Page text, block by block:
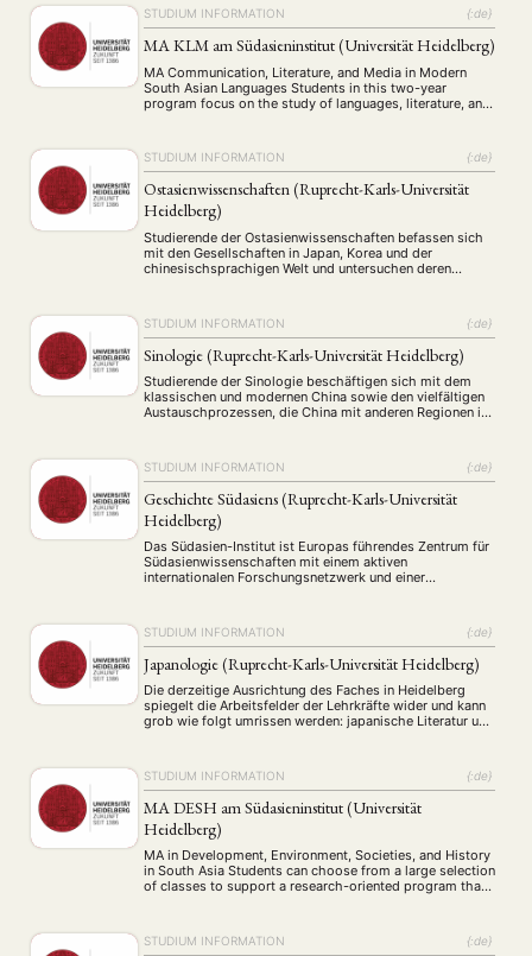
ARBEITSKREISE VERANSTALTUNGEN EXPERTISE
ANTRAG AUF EINEN SMALL GRANT DER DGA DIE DGA
oder Inhalt. Eine Kombination mit Fächern wie
Wirtschafts-, Politik- oder Sozialwissenschaften
ermöglicht eine gezielte interdisziplinäre Ausrichtung.
Kontakt Universität Heidelberg webteam@zo.uni-
heidelberg.de …
STUDIUM INFORMATION {:de}
MA KLM am Südasieninstitut (Universität Heidelberg)
MA Communication, Literature, and Media in Modern
South Asian Languages Students in this two-year
program focus on the study of languages, literature, and
beginning of the program, students choose one of two
available study options. The first option …
STUDIUM INFORMATION {:de}
Ostasienwissenschaften (Ruprecht-Karls-Universität
Heidelberg)
Studierende der Ostasienwissenschaften befassen sich
mit den Gesellschaften in Japan, Korea und der
chinesischsprachigen Welt und untersuchen deren
Der Studiengang wird vom Zentrum für
Ostasienwissenschaften angeboten, das Teil des Centre
for Asian and Transcultural Studies (CATS), dem Asien-
Campus der Universität Heidelberg, ist. Asien und seine
Verbindungen …
STUDIUM INFORMATION {:de}
Sinologie (Ruprecht-Karls-Universität Heidelberg)
Studierende der Sinologie beschäftigen sich mit dem
klassischen und modernen China sowie den vielfältigen
Austauschprozessen, die China mit anderen Regionen in
Sinologie angeboten. An sechs Professuren wird die
chinesischsprachige Welt von rund 35
Wissenschaftlerinnen und Wissenschaftlern in einer
deutschlandweit einzigartigen Vielfalt und …
STUDIUM INFORMATION {:de}
Geschichte Südasiens (Ruprecht-Karls-Universität
Heidelberg)
Das Südasien-Institut ist Europas führendes Zentrum für
Südasienwissenschaften mit einem aktiven
internationalen Forschungsnetzwerk und einer
Heidelberg hat das Südasien-Institut heute sieben
Abteilungen: Anthropologie, Entwicklungsökonomie,
Geographie, Geschichte, Kultur- und
Religionsgeschichte Südasiens (ehemals Klassische
Indologie), Moderne Südasiatische Sprachen und
Literaturen (ehemals Moderne Indologie) sowie
Politikwissenschaft. Mit unseren Außenstellen …
STUDIUM INFORMATION {:de}
Japanologie (Ruprecht-Karls-Universität Heidelberg)
Die derzeitige Ausrichtung des Faches in Heidelberg
spiegelt die Arbeitsfelder der Lehrkräfte wider und kann
grob wie folgt umrissen werden: japanische Literatur und
Wirtschaft und der Kultur Japans. Hierbei sind die
Grenzen im Bereich der Lehre weiter, in der Forschung
enger gezogen. Kontakt Universität …
STUDIUM INFORMATION {:de}
MA DESH am Südasieninstitut (Universität
Heidelberg)
MA in Development, Environment, Societies, and History
in South Asia Students can choose from a large selection
of classes to support a research-oriented program that
geography and environment in the countries of South
Asia: Afghanistan, Bangladesh, Bhutan, India, the
STUDIUM INFORMATION {:de}